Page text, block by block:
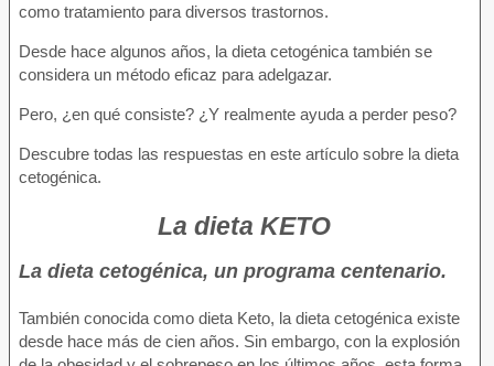
como tratamiento para diversos trastornos.
Desde hace algunos años, la dieta cetogénica también se
considera un método eficaz para adelgazar.
Pero, ¿en qué consiste? ¿Y realmente ayuda a perder peso?
Descubre todas las respuestas en este artículo sobre la dieta
cetogénica.
La dieta KETO
La dieta cetogénica, un programa centenario.
También conocida como dieta Keto, la dieta cetogénica existe
desde hace más de cien años. Sin embargo, con la explosión